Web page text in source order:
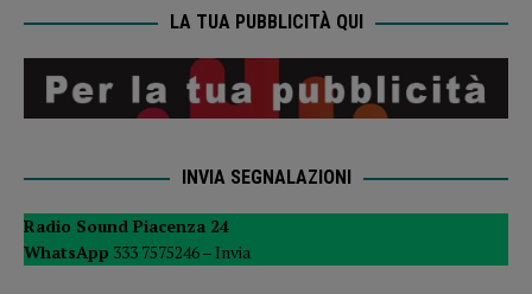
LA TUA PUBBLICITÀ QUI
INVIA SEGNALAZIONI
Radio Sound Piacenza 24
WhatsApp 333 7575246 – Invia